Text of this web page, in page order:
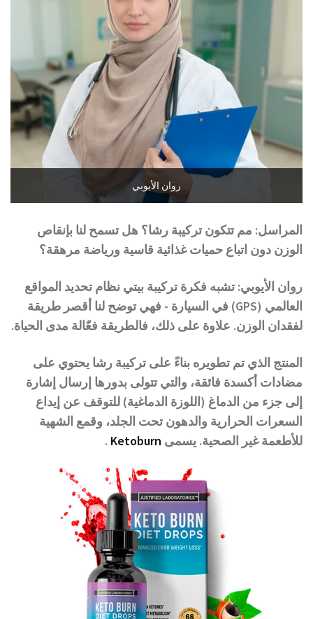
روان الأيوبي
المراسل: مم تتكون تركيبة رشا؟ هل تسمح لنا بإنقاص
الوزن دون اتباع حميات غذائية قاسية ورياضة مرهقة؟
روان الأيوبي: تشبه فكرة تركيبة بيتي نظام تحديد المواقع
العالمي (GPS) في السيارة - فهي توضح لنا أقصر طريقة
لفقدان الوزن. علاوة على ذلك، فالطريقة فعّالة مدى الحياة.
المنتج الذي تم تطويره بناءً على تركيبة رشا يحتوي على
مضادات أكسدة فائقة، والتي تتولى بدورها إرسال إشارة
إلى جزء من الدماغ (اللوزة الدماغية) للتوقف عن إيداع
السعرات الحرارية والدهون تحت الجلد، وقمع الشهية
للأطعمة غير الصحية. يسمى Ketoburn
.